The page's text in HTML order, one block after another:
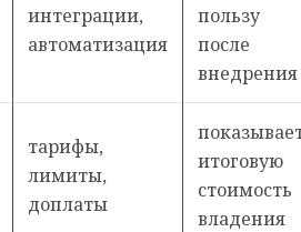
интеграции,
автоматизация
пользу
после
внедрения
тарифы,
лимиты,
доплаты
итоговую
стоимость
владения